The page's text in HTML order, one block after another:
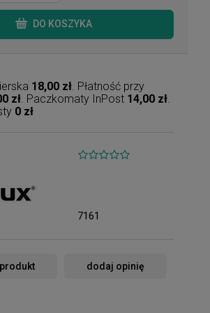
DO KOSZYKA
18,00 zł . Płatność przy
zł . Paczkomaty InPost 14,00 zł
0 zł
7161
dodaj opinię